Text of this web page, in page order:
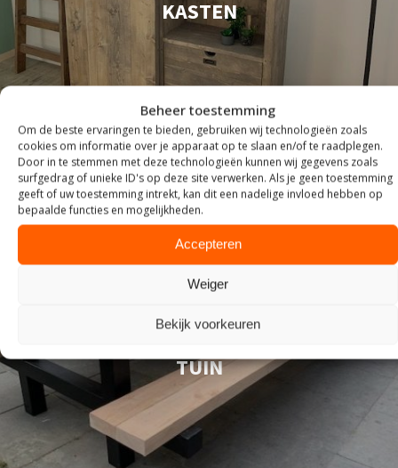
Beheer toestemming
Om de beste ervaringen te bieden, gebruiken wij technologieën zoals
cookies om informatie over je apparaat op te slaan en/of te raadplegen.
Door in te stemmen met deze technologieën kunnen wij gegevens zoals
surfgedrag of unieke ID's op deze site verwerken. Als je geen toestemming
geeft of uw toestemming intrekt, kan dit een nadelige invloed hebben op
bepaalde functies en mogelijkheden.
Accepteren
Weiger
Bekijk voorkeuren
KASTEN
TUIN